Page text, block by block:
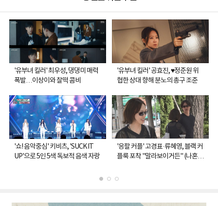
'유부녀 킬러' 최우성, 댕댕미 매력
폭발…이상이와 찰떡 콤비
'유부녀 킬러' 공효진, ♥정준원 위
협한 상대 향해 분노의 총구 조준
'쇼! 음악중심' 키비츠, 'SUCK IT
UP'으로 5인 5색 독보적 음색 자랑
'응팔 커플' 고경표·류혜영, 블랙 커
플룩 포착 "말라보이거든" (나혼